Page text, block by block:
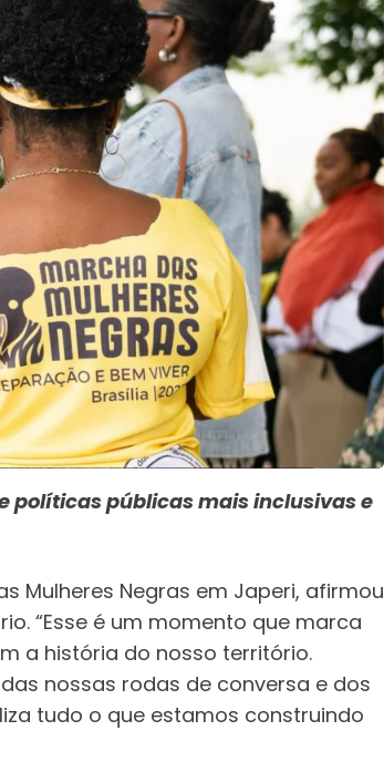
políticas públicas mais inclusivas e
Mulheres Negras em Japeri, afirmou
“Esse é um momento que marca
a história do nosso território.
nossas rodas de conversa e dos
tudo o que estamos construindo